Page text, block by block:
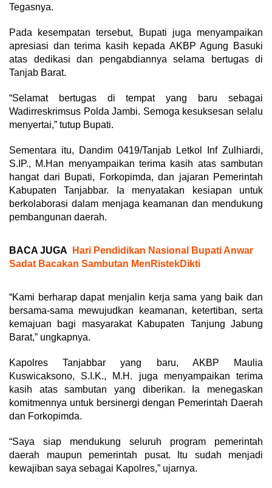
Tegasnya.
Pada kesempatan tersebut, Bupati juga menyampaikan
apresiasi dan terima kasih kepada AKBP Agung Basuki
atas dedikasi dan pengabdiannya selama bertugas di
Tanjab Barat.
“Selamat bertugas di tempat yang baru sebagai
Wadirreskrimsus Polda Jambi. Semoga kesuksesan selalu
menyertai,” tutup Bupati.
Sementara itu, Dandim 0419/Tanjab Letkol Inf Zulhiardi,
S.IP., M.Han menyampaikan terima kasih atas sambutan
hangat dari Bupati, Forkopimda, dan jajaran Pemerintah
Kabupaten Tanjabbar. Ia menyatakan kesiapan untuk
berkolaborasi dalam menjaga keamanan dan mendukung
pembangunan daerah.
BACA JUGA
Hari Pendidikan Nasional Bupati Anwar
Sadat Bacakan Sambutan MenRistekDikti
“Kami berharap dapat menjalin kerja sama yang baik dan
bersama-sama mewujudkan keamanan, ketertiban, serta
kemajuan bagi masyarakat Kabupaten Tanjung Jabung
Barat,” ungkapnya.
Kapolres Tanjabbar yang baru, AKBP Maulia
Kuswicaksono, S.I.K., M.H. juga menyampaikan terima
kasih atas sambutan yang diberikan. Ia menegaskan
komitmennya untuk bersinergi dengan Pemerintah Daerah
dan Forkopimda.
“Saya siap mendukung seluruh program pemerintah
daerah maupun pemerintah pusat. Itu sudah menjadi
kewajiban saya sebagai Kapolres,” ujarnya.